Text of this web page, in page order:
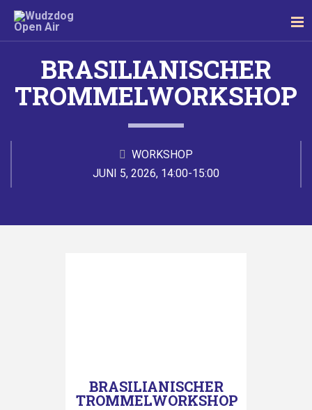
BRASILIANISCHER
TROMMELWORKSHOP
WORKSHOP
JUNI 5, 2026, 14:00-15:00
BRASILIANISCHER
TROMMELWORKSHOP